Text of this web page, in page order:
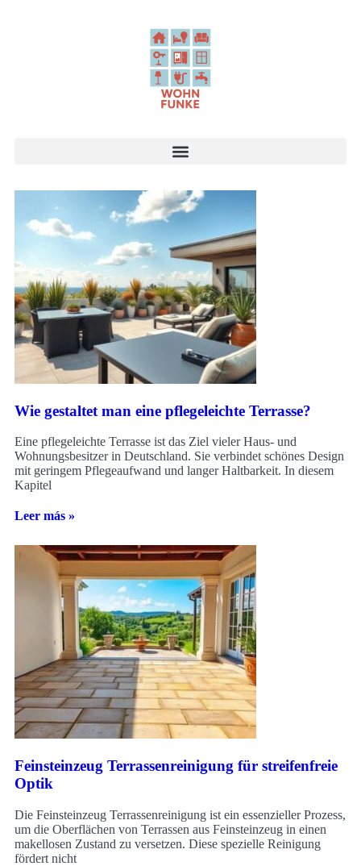
Wie gestaltet man eine pflegeleichte Terrasse?
Eine pflegeleichte Terrasse ist das Ziel vieler Haus- und
Wohnungsbesitzer in Deutschland. Sie verbindet schönes Design
mit geringem Pflegeaufwand und langer Haltbarkeit. In diesem
Kapitel
Leer más »
Feinsteinzeug Terrassenreinigung für streifenfreie
Optik
Die Feinsteinzeug Terrassenreinigung ist ein essenzieller Prozess,
um die Oberflächen von Terrassen aus Feinsteinzeug in einen
makellosen Zustand zu versetzen. Diese spezielle Reinigung
fördert nicht